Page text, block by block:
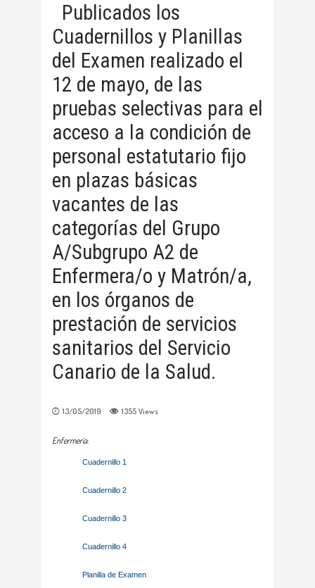
Publicados los
Cuadernillos y Planillas
del Examen realizado el
12 de mayo, de las
pruebas selectivas para el
acceso a la condición de
personal estatutario fijo
en plazas básicas
vacantes de las
categorías del Grupo
A/Subgrupo A2 de
Enfermera/o y Matrón/a,
en los órganos de
prestación de servicios
sanitarios del Servicio
Canario de la Salud.
13/05/2019 1355 Views
Enfermería:
Cuadernillo 1
Cuadernillo 2
Cuadernillo 3
Cuadernillo 4
Planilla de Examen